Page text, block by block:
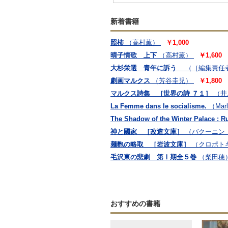
新着書籍
照柿 （高村薫）
￥1,000
晴子情歌 上下
（高村薫）
￥1,600
大杉栄選 青年に訴う
（［編集責
劇画マルクス
（芳谷圭児）
￥1,800
マルクス詩集 ［世界の詩 ７１］
（
La Femme dans le socialisme.
（
The Shadow of the Winter Palace :
神と國家 ［改造文庫］
（バクーニ
麺麭の略取 ［岩波文庫］
（クロポ
毛沢東の悲劇 第Ⅰ期全５巻
（柴田穂
おすすめの書籍